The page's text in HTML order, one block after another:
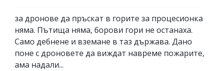
за дронове да пръскат в горите за процесионка
няма. Пътища няма, борови гори не останаха.
Само дебнене и вземане в таз държава. Дано
поне с дроновете да виждат навреме пожарите,
ама надали...